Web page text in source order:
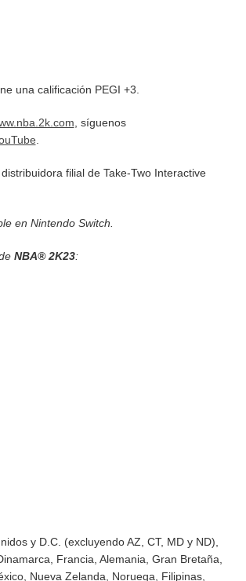
una calificación PEGI +3.
, síguenos
filial de Take-Two Interactive
en Nintendo Switch.
NBA® 2K23:
y D.C. (excluyendo AZ, CT, MD y ND),
Francia, Alemania, Gran Bretaña,
Nueva Zelanda, Noruega, Filipinas,